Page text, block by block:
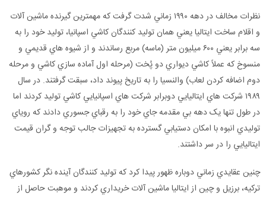
نظرات مخالف در دهه ۱۹۹۰ زماني شدت گرفت که مهمترين گيرنده ماشين آلات
و اقلام ساخت ايتاليا يعني همان توليد کنندگان کاشي اسپانيا، توليد خود را به
سه برابر يعني ۶۰۰ ميليون متر (ماسه) مربع رساندند و از شيوه هاي قديمي و
منسوخ که عملاً کاشي ديواري دو پُخت (مرحله اول آماده سازي کاشي و مرحله
دوم اضافه کردن لعاب) والنسيا را به تاريخ پيوند داد، سبقت گرفتند. در سال
۱۹۸۹ شرکت هاي ايتاليايي دوبرابر شرکت هاي اسپانيايي کاشي توليد کردند اما
در طول تنها يک دهه بي مقدمه جاي خود را به رقباي جسوري دادند که روياي
توليدي انبوه با امکان دستيابي گسترده به تجهيزات جالب توجه و گران قيمت
ايتاليايي را در سر داشتند.
چنين عقايدي زماني دوباره ظهور پيدا کرد که توليد کنندگان آينده نگر کشورهاي
ترکيه، برزيل و چين از ايتاليا ماشين آلات خريداري کردند و موهبت حاصل از